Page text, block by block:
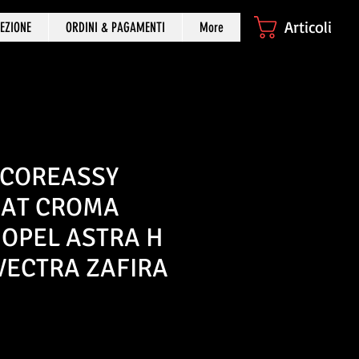
ORDINI & PAGAMENTI More Articoli
CROMA
ASTRA H
ZAFIRA